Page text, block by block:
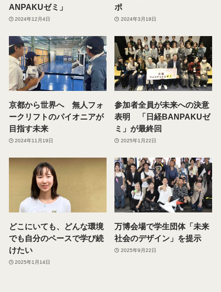
ANPAKUゼミ」
2024年12月4日
ポ
2024年3月18日
京都から世界へ 無人フォ
ークリフトのパイオニアが
目指す未来
2024年11月19日
参加者全員が未来への決意
表明 「日経BANPAKUゼ
ミ」が最終回
2025年1月22日
どこにいても、どんな環境
でも自分のペースで学び続
けたい
2025年1月14日
万博会場で学生団体「未来
社会のデザイン」を提示
2025年9月22日